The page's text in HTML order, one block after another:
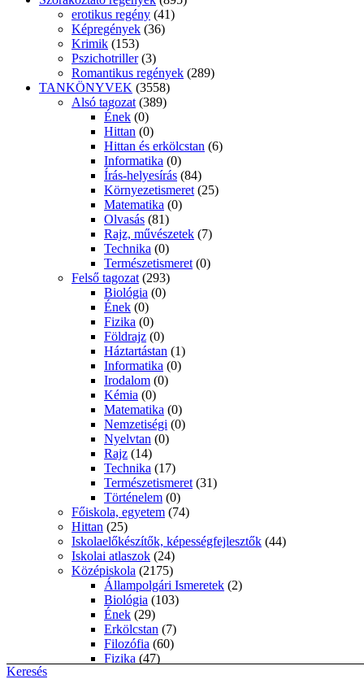
erotikus regény (41)
Képregények (36)
Krimik (153)
Pszichotriller (3)
Romantikus regények (289)
TANKÖNYVEK (3558)
Alsó tagozat (389)
Ének (0)
Hittan (0)
Hittan és erkölcstan (6)
Informatika (0)
Írás-helyesírás (84)
Környezetismeret (25)
Matematika (0)
Olvasás (81)
Rajz, művészetek (7)
Technika (0)
Természetismeret (0)
Felső tagozat (293)
Biológia (0)
Ének (0)
Fizika (0)
Földrajz (0)
Háztartástan (1)
Informatika (0)
Irodalom (0)
Kémia (0)
Matematika (0)
Nemzetiségi (0)
Nyelvtan (0)
Rajz (14)
Technika (17)
Természetismeret (31)
Történelem (0)
Főiskola, egyetem (74)
Hittan (25)
Iskolaelőkészítők, képességfejlesztők (44)
Iskolai atlaszok (24)
Középiskola (2175)
Állampolgári Ismeretek (2)
Biológia (103)
Ének (29)
Erkölcstan (7)
Filozófia (60)
Fizika (47)
Keresés